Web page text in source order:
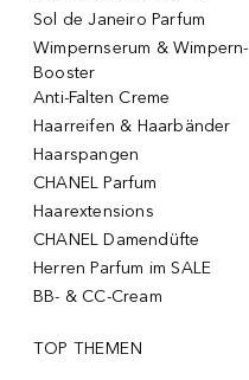
Sol de Janeiro Parfum
Wimpernserum & Wimpern-
Booster
Anti-Falten Creme
Haarreifen & Haarbänder
Haarspangen
CHANEL Parfum
Haarextensions
CHANEL Damendüfte
Herren Parfum im SALE
BB- & CC-Cream
TOP THEMEN